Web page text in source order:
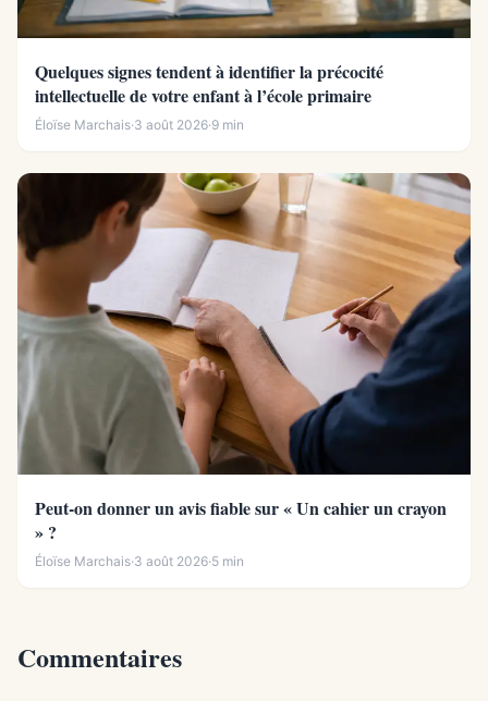
Quelques signes tendent à identifier la précocité
intellectuelle de votre enfant à l’école primaire
Éloïse Marchais·3 août 2026·9 min
Peut-on donner un avis fiable sur « Un cahier un crayon
» ?
Éloïse Marchais·3 août 2026·5 min
Commentaires